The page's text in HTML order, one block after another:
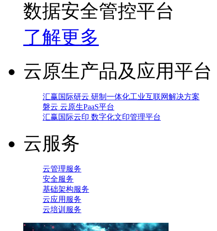
数据安全管控平台
了解更多
云原生产品及应用平台
汇赢国际研云 研制一体化工业互联网解决方案
磐云 云原生PaaS平台
汇赢国际云印 数字化文印管理平台
云服务
云管理服务
安全服务
基础架构服务
云应用服务
云培训服务